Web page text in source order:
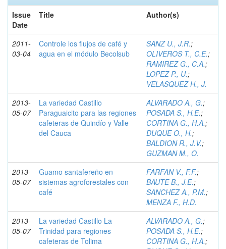
Issue
Date
Title Author(s)
2011-
03-04
Controle los flujos de café y
agua en el módulo Becolsub
SANZ U., J.R.;
OLIVEROS T., C.E.;
RAMIREZ G., C.A.;
LOPEZ P., U.;
VELASQUEZ H., J.
2013-
05-07
La variedad Castillo
Paraguaicito para las regiones
cafeteras de Quindío y Valle
del Cauca
ALVARADO A., G.;
POSADA S., H.E.;
CORTINA G., H.A.;
DUQUE O., H.;
BALDION R., J.V.;
GUZMAN M., O.
2013-
05-07
Guamo santafereño en
sistemas agroforestales con
café
FARFAN V., F.F.;
BAUTE B., J.E.;
SANCHEZ A., P.M.;
MENZA F., H.D.
2013-
05-07
La variedad Castillo La
Trinidad para regiones
cafeteras de Tolima
ALVARADO A., G.;
POSADA S., H.E.;
CORTINA G., H.A.;